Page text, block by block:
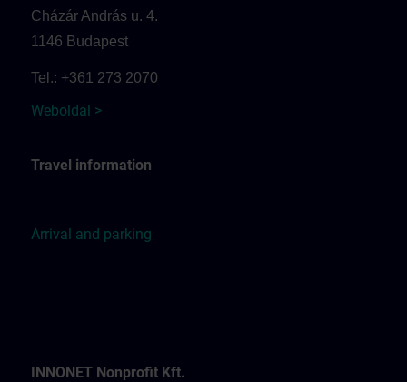
Cházár András u. 4.
1146 Budapest
Tel.: +361 273 2070
Weboldal >
Travel information
Arrival and parking
INNONET Nonprofit Kft.